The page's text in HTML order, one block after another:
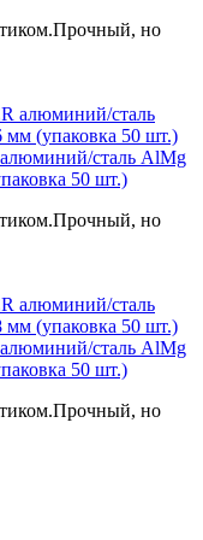
но
сталь AlMg
50 шт.)
но
сталь AlMg
50 шт.)
но